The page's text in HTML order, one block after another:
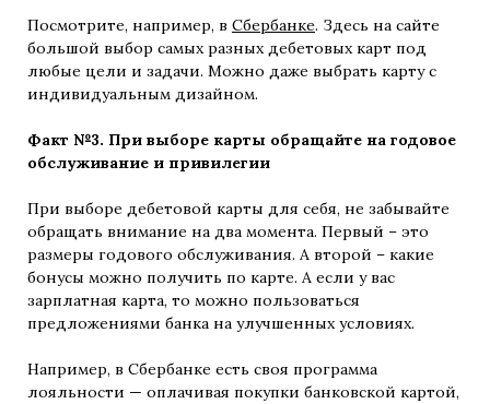
Посмотрите, например, в Сбербанке. Здесь на сайте
большой выбор самых разных дебетовых карт под
любые цели и задачи. Можно даже выбрать карту с
индивидуальным дизайном.
Факт №3. При выборе карты обращайте на годовое
обслуживание и привилегии
При выборе дебетовой карты для себя, не забывайте
обращать внимание на два момента. Первый – это
размеры годового обслуживания. А второй – какие
бонусы можно получить по карте. А если у вас
зарплатная карта, то можно пользоваться
предложениями банка на улучшенных условиях.
Например, в Сбербанке есть своя программа
лояльности — оплачивая покупки банковской картой,